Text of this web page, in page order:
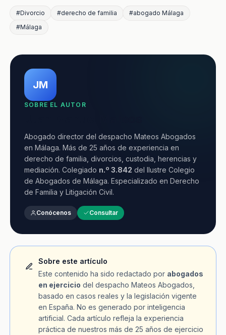
#Divorcio #derecho de familia
#abogado Málaga
#Málaga
JM
SOBRE EL AUTOR
Abogado director del despacho Mateos Abogados
en Málaga. Más de 25 años de experiencia en
derecho de familia, divorcios, custodia, herencias y
mediación. Colegiado n.º 3.842 del Ilustre Colegio
de Abogados de Málaga. Especializado en Derecho
de Familia y Litigación Civil.
Conócenos Consultar
Sobre este artículo
Este contenido ha sido redactado por abogados
en ejercicio del despacho Mateos Abogados,
basado en casos reales y la legislación vigente
en España. No es generado por inteligencia
artificial. Cada artículo refleja la experiencia
práctica de nuestros más de 25 años de ejercicio